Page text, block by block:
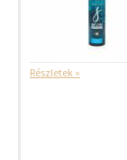
Részletek »